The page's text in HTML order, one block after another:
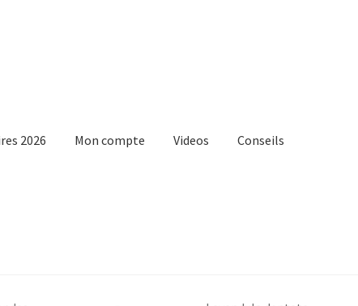
2026 Mon compte Videos Conseils